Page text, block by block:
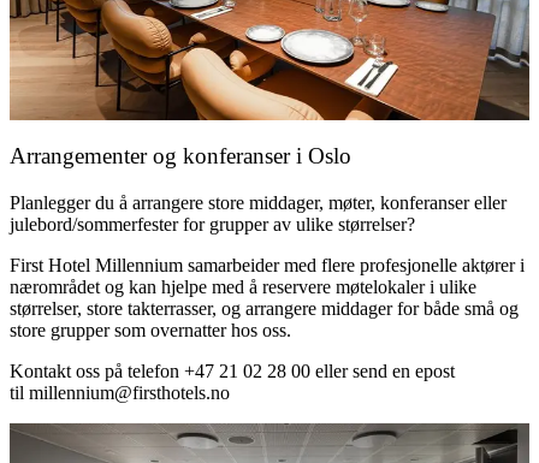
Arrangementer og konferanser i Oslo
Planlegger du å arrangere store middager, møter, konferanser eller
julebord/sommerfester for grupper av ulike størrelser?
First Hotel Millennium samarbeider med flere profesjonelle aktører i
nærområdet og kan hjelpe med å reservere møtelokaler i ulike
størrelser, store takterrasser, og arrangere middager for både små og
store grupper som overnatter hos oss.
Kontakt oss på telefon +47 21 02 28 00 eller send en epost
til millennium@firsthotels.no